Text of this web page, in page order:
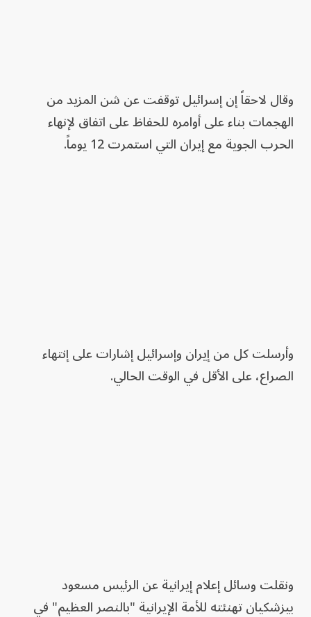
وقال لاحقاً إن إسرائيل توقفت عن شن المزيد من
الهجمات بناء على أوامره للحفاظ على اتفاق لإنهاء
الحرب الجوية مع إيران التي استمرت 12 يوماً.
وأرسلت كل من إيران وإسرائيل إشارات على إنتهاء
الصراع، على الأقل في الوقت الحالي.
ونقلت وسائل إعلام إيرانية عن الرئيس مسعود
بيزشكيان تهنئته للأمة الإيرانية "بالنصر العظيم" في